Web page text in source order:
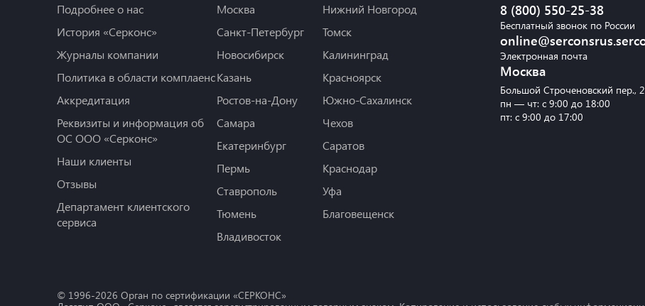
Подробнее о нас
История «Серконс»
Журналы компании
Политика в области комплаенс
Аккредитация
Реквизиты и информация об
ОС ООО «Серконс»
Наши клиенты
Отзывы
Департамент клиентского
сервиса
Москва
Санкт-Петербург
Новосибирск
Казань
Ростов-на-Дону
Самара
Екатеринбург
Пермь
Ставрополь
Тюмень
Владивосток
Нижний Новгород
Томск
Калининград
Красноярск
Южно-Сахалинск
Чехов
Саратов
Краснодар
Уфа
Благовещенск
8 (800) 550-25-38
Бесплатный звонок по России
Электронная почта
Москва
Большой Строченовский пер.,
пн — чт: с 9:00 до 18:00
пт: с 9:00 до 17:00
© 1996-2026 Орган по сертификации «СЕРКОНС»